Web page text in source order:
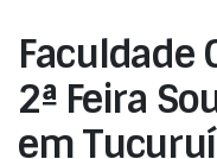
Faculdade
2ª Feira
em